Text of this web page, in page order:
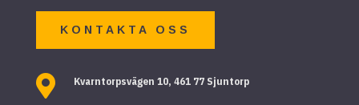
KONTAKTA OSS
 Kvarntorpsvägen 10, 461 77 Sjuntorp